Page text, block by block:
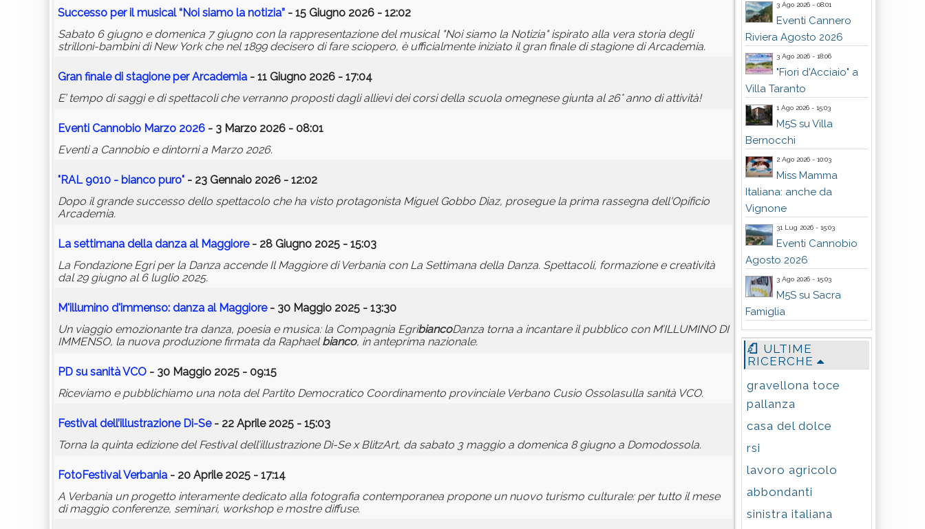
Successo per il musical “Noi siamo la notizia” - 15 Giugno 2026 - 12:02
Sabato 6 giugno e domenica 7 giugno con la rappresentazione del musical "Noi siamo la Notizia" ispirato alla vera storia degli
strilloni-bambini di New York che nel 1899 decisero di fare sciopero, è ufficialmente iniziato il gran finale di stagione di Arcademia.
Gran finale di stagione per Arcademia - 11 Giugno 2026 - 17:04
E’ tempo di saggi e di spettacoli che verranno proposti dagli allievi dei corsi della scuola omegnese giunta al 26° anno di attività!
Eventi Cannobio Marzo 2026 - 3 Marzo 2026 - 08:01
Eventi a Cannobio e dintorni a Marzo 2026.
"RAL 9010 - bianco puro" - 23 Gennaio 2026 - 12:02
Dopo il grande successo dello spettacolo che ha visto protagonista Miguel Gobbo Diaz, prosegue la prima rassegna dell'Opificio
Arcademia.
La settimana della danza al Maggiore- 28 Giugno 2025 - 15:03
La Fondazione Egri per la Danza accende Il Maggiore di Verbania con La Settimana della Danza. Spettacoli, formazione e creatività
dal 29 giugno al 6 luglio 2025.
M'illumino d'immenso: danza al Maggiore- 30 Maggio 2025 - 13:30
Un viaggio emozionante tra danza, poesia e musica: la Compagnia EgribiancoDanza torna a incantare il pubblico con M’ILLUMINO DI
IMMENSO, la nuova produzione firmata da Raphaelbianco, in anteprima nazionale.
PD su sanità VCO - 30 Maggio 2025 - 09:15
Riceviamo e pubblichiamo una nota del Partito Democratico Coordinamento provinciale Verbano Cusio Ossolasulla sanità VCO.
Festival dell’illustrazione Di-Se- 22 Aprile 2025 - 15:03
Torna la quinta edizione del Festival dell’illustrazione Di-Se x BlitzArt, da sabato 3 maggio a domenica 8 giugno a Domodossola.
FotoFestival Verbania - 20 Aprile 2025 - 17:14
A Verbania un progetto interamente dedicato alla fotografia contemporanea propone un nuovo turismo culturale: per tutto il mese
di maggio conferenze, seminari, workshop e mostre diffuse.
3 Ago 2026 - 08:01
Eventi Cannero
Riviera Agosto 2026
3 Ago 2026 - 18:06
"Fiori d'Acciaio" a
Villa Taranto
1 Ago 2026 - 15:03
M5S su Villa
Bernocchi
2 Ago 2026 - 10:03
Miss Mamma
Italiana: anche da
Vignone
31 Lug 2026 - 15:03
Eventi Cannobio
Agosto 2026
3 Ago 2026 - 15:03
M5S su Sacra
Famiglia
ULTIME
RICERCHE
gravellona toce
pallanza
casa del dolce
rsi
lavoro agricolo
abbondanti
sinistra italiana